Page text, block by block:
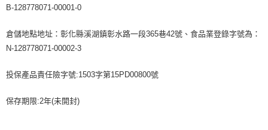
B-128778071-00001-0
倉儲地點地址：彰化縣溪湖鎮彰水路一段365巷42號、食品業登錄字號為：
N-128778071-00002-3
投保產品責任險字號:1503字第15PD00800號
保存期限:2年(未開封)